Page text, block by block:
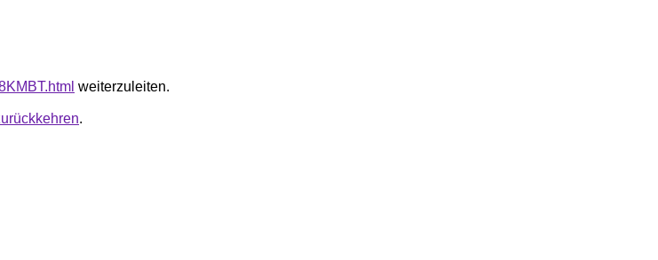
weiterzuleiten.
.